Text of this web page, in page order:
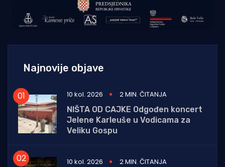
Najnovije objave
10 kol. 2026
2 MIN. ČITANJA
NIŠTA OD CAJKE Odgođen koncert
Jelene Karleuše u Vodicama za
Veliku Gospu
10 kol. 2026
2 MIN. ČITANJA